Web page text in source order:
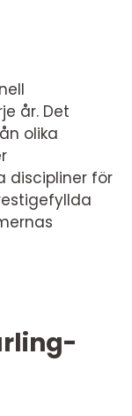
år. Det
olika
discipliner för